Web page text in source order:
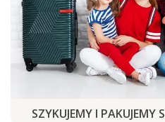
SZYKUJEMY I PAKUJEMY